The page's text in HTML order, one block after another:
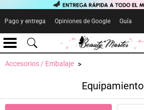
Pago y entrega Opiniones de Google Guía
Accesorios / Embalaje
Equipamiento